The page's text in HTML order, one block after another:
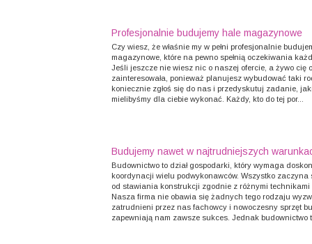
Profesjonalnie budujemy hale magazynowe
Czy wiesz, że właśnie my w pełni profesjonalnie
magazynowe, które na pewno spełnią oczekiwania
Jeśli jeszcze nie wiesz nic o naszej ofercie, a żywo cię
zainteresowała, ponieważ planujesz wybudować taki
koniecznie zgłoś się do nas i przedyskutuj zadanie,
mielibyśmy dla ciebie wykonać. Każdy, kto do tej por...
Budujemy nawet w najtrudniejszych
Budownictwo to dział gospodarki, który wymaga
koordynacji wielu podwykonawców. Wszystko zaczyna
od stawiania konstrukcji zgodnie z różnymi
Nasza firma nie obawia się żadnych tego rodzaju
zatrudnieni przez nas fachowcy i nowoczesny sprzęt
zapewniają nam zawsze sukces. Jednak budownictwo